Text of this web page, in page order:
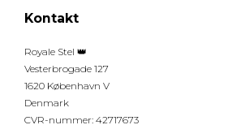
Kontakt
Royale Stel 👑
Vesterbrogade 127
1620 København V
Denmark
CVR-nummer: 42717673